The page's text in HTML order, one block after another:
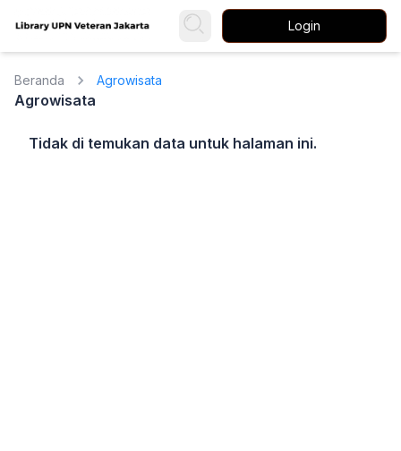
Login
Beranda Agrowisata
Agrowisata
Tidak di temukan data untuk halaman ini.